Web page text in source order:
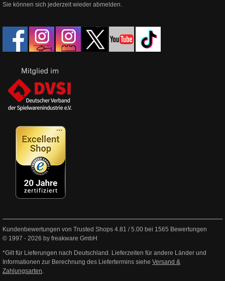
Sie können sich jederzeit wieder abmelden.
Kundenbewertungen von Trusted Shops 4.81 /5.00 bei 1565 Bewertungen
© 1997 - 2026 by freakware GmbH
*Gilt für Lieferungen nach Deutschland. Lieferzeiten für andere Länder und
Informationen zur Berechnung des Liefertermins siehe Versand &
Zahlungsarten